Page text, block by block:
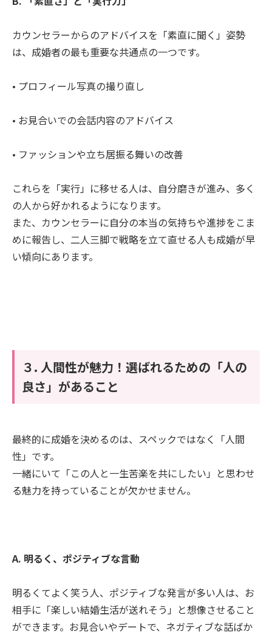
カウンセラーからのアドバイスを「素直に聞く」姿勢
は、成婚者の最も重要な共通点の一つです。
• プロフィール写真の撮り直し
• お見合いでの会話内容のアドバイス
• ファッションや立ち居振る舞いの改善
これらを「実行」に移せる人は、自分磨きが進み、多く
の人から好かれるようになります。
また、カウンセラーに自分の本当の気持ちや進捗をこま
めに報告し、二人三脚で戦略を立て直せる人も成婚が早
い傾向にあります。
３. 人間性が魅力！選ばれるための「人の
良さ」があること
最終的に成婚を決めるのは、スペックではなく「人間
性」です。
一緒にいて「この人と一生苦楽を共にしたい」と思わせ
る魅力を持っていることが欠かせません。
A. 明るく、ポジティブな言動
明るくてよく笑う人、ポジティブな発言が多い人は、お
相手に「楽しい結婚生活が送れそう」と想像させること
ができます。お見合いやデートで、ネガティブな話ばか